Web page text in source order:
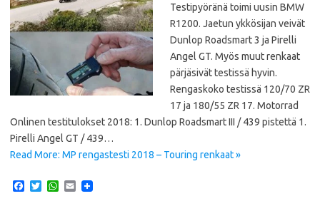
Testipyöränä toimi uusin BMW
R1200. Jaetun ykkösijan veivät
Dunlop Roadsmart 3 ja Pirelli
Angel GT. Myös muut renkaat
pärjäsivät testissä hyvin.
Rengaskoko testissä 120/70 ZR
17 ja 180/55 ZR 17. Motorrad
Onlinen testitulokset 2018: 1. Dunlop Roadsmart III / 439 pistettä 1.
Pirelli Angel GT / 439…
Read More: MP rengastesti 2018 – Touring renkaat »
T
W
E